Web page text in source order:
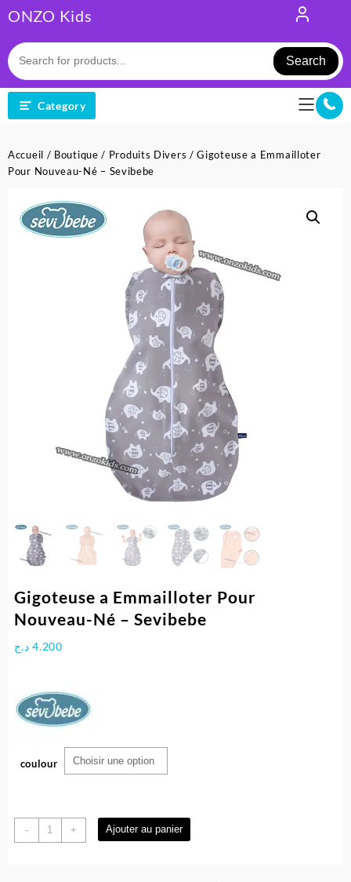
to
content
ONZO Kids
Search
Category
Accueil / Boutique / Produits Divers / Gigoteuse a Emmailloter
Pour Nouveau-Né – Sevibebe
Gigoteuse a Emmailloter Pour
Nouveau-Né – Sevibebe
4.200 د.ج
coulour
-
quantité
de
+ Ajouter au panier